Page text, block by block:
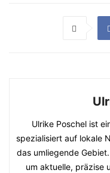
Ulrike Poschel ist
spezialisiert auf lokale
das umliegende
um aktuelle, präzise